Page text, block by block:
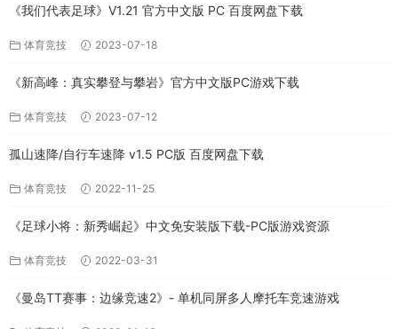
《我们代表足球》V1.21 官方中文版 PC 百度网盘下载
体育竞技 2023-07-18
《新高峰：真实攀登与攀岩》官方中文版PC游戏下载
体育竞技 2023-07-12
孤山速降/自行车速降 v1.5 PC版 百度网盘下载
体育竞技 2022-11-25
《足球小将：新秀崛起》中文免安装版下载-PC版游戏资源
体育竞技 2022-03-31
《曼岛TT赛事：边缘竞速2》- 单机同屏多人摩托车竞速游戏